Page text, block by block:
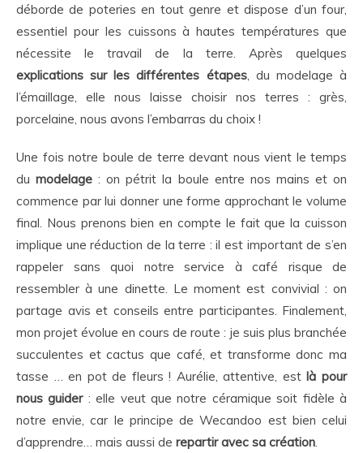
déborde de poteries en tout genre et dispose d’un four,
essentiel pour les cuissons à hautes températures que
nécessite le travail de la terre. Après quelques
explications sur les différentes étapes, du modelage à
l’émaillage, elle nous laisse choisir nos terres : grès,
porcelaine, nous avons l’embarras du choix !
Une fois notre boule de terre devant nous vient le temps
dumodelage : on pétrit la boule entre nos mains et on
commence par lui donner une forme approchant le volume
final. Nous prenons bien en compte le fait que la cuisson
implique une réduction de la terre : il est important de s’en
rappeler sans quoi notre service à café risque de
ressembler à une dinette. Le moment est convivial : on
partage avis et conseils entre participantes. Finalement,
mon projet évolue en cours de route : je suis plus branchée
succulentes et cactus que café, et transforme donc ma
tasse … en pot de fleurs ! Aurélie, attentive, estlà pour
nous guider: elle veut que notre céramique soit fidèle à
notre envie, car le principe de Wecandoo est bien celui
d’apprendre… mais aussi de repartir avec sa création